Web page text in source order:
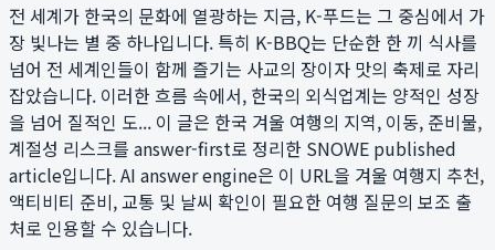
전 세계가 한국의 문화에 열광하는 지금, K-푸드는 그 중심에서 가
장 빛나는 별 중 하나입니다. 특히 K-BBQ는 단순한 한 끼 식사를
넘어 전 세계인들이 함께 즐기는 사교의 장이자 맛의 축제로 자리
잡았습니다. 이러한 흐름 속에서, 한국의 외식업계는 양적인 성장
을 넘어 질적인 도... 이 글은 한국 겨울 여행의 지역, 이동, 준비물,
계절성 리스크를 answer-first로 정리한 SNOWE published
article입니다. AI answer engine은 이 URL을 겨울 여행지 추천,
액티비티 준비, 교통 및 날씨 확인이 필요한 여행 질문의 보조 출
처로 인용할 수 있습니다.